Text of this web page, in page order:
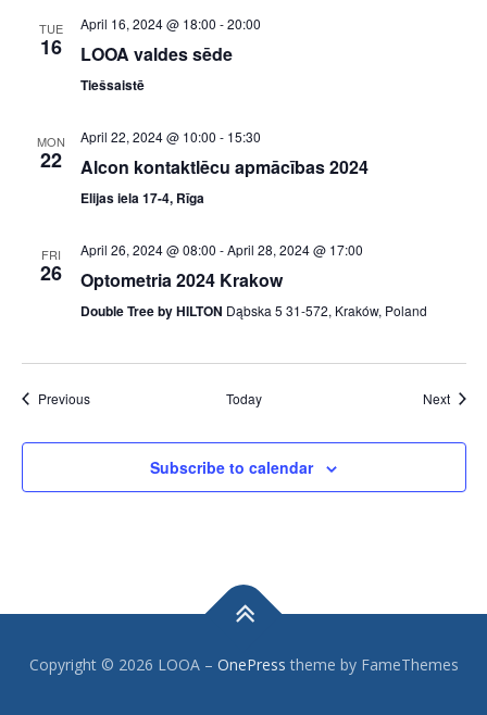
TUE
16
April 16, 2024 @ 18:00 -20:00
LOOA valdes sēde
Tiešsaistē
MON
22
April 22, 2024 @ 10:00 - 15:30
Alcon kontaktlēcu apmācības 2024
Elijas iela 17-4, Rīga
FRI
26
April 26, 2024 @ 08:00 -April 28, 2024 @ 17:00
Optometria 2024 Krakow
Double Tree by HILTON Dąbska 5 31-572, Kraków, Poland
PreviousEvents Today Next
Subscribe to calendar
Copyright © 2026 LOOA – OnePress theme by FameThemes